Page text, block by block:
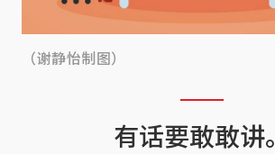
（谢静怡制图）
有话要敢敢讲。